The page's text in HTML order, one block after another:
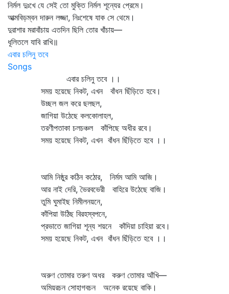
নির্মল দুঃখে যে সেই তো মুক্তি নির্মল শূন্যের প্রেমে।
আত্মবিড়ম্বন দারুন লজ্জা, নিঃশেষে যাক সে থেমে।
দুরাশার মরাবাঁচায় এতদিন ছিলি তোর খাঁচায়—
ধূলিতলে যাবি রাখি॥
এবার চলিনু তবে
Songs
এবার চলিনু তবে ।।
সময় হয়েছে নিকট, এখন বাঁধন ছিঁড়িতে হবে।
উচ্ছল জল করে ছলছল,
জাগিয়া উঠেছে কলকোলাহল,
তরণীপতাকা চলচঞ্চল কাঁপিছে অধীর রবে।
সময় হয়েছে নিকট, এখন বাঁধন ছিঁড়িতে হবে ।।
আমি নিষ্ঠুর কঠিন কঠোর, নির্মম আমি আজি।
আর নাই দেরি, ভৈরবভেরী বাহিরে উঠেছে বাজি।
তুমি ঘুমাইছ নিমীলনয়নে,
কাঁপিয়া উঠিছ বিরহস্বপনে,
প্রভাতে জাগিয়া শূন্য শয়নে কাঁদিয়া চাহিয়া রবে।
সময় হয়েছে নিকট, এখন বাঁধন ছিঁড়িতে হবে ।।
অরুণ তোমার তরুণ অধর করুণ তোমার আঁখি—
অমিয়রচন সোহাগবচন অনেক রয়েছে বাকি।